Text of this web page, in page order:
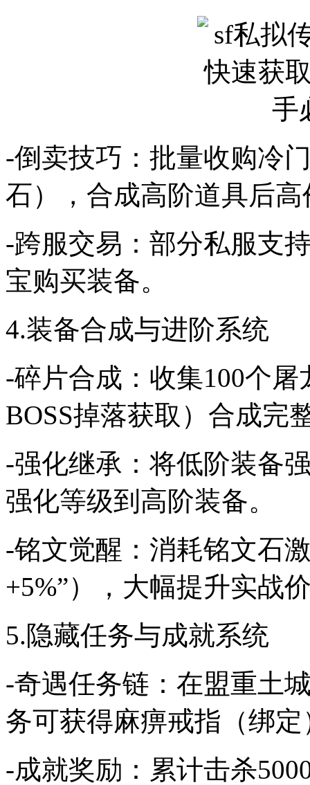
-倒卖技巧：批量收购冷
石），合成高阶道具后
-跨服交易：部分私服支
宝购买装备。
4.装备合成与进阶系统
-碎片合成：收集100个
BOSS掉落获取）合成完
-强化继承：将低阶装备
强化等级到高阶装备。
-铭文觉醒：消耗铭文石
+5%”），大幅提升实战
5.隐藏任务与成就系统
-奇遇任务链：在盟重土
务可获得麻痹戒指（绑定
-成就奖励：累计击杀